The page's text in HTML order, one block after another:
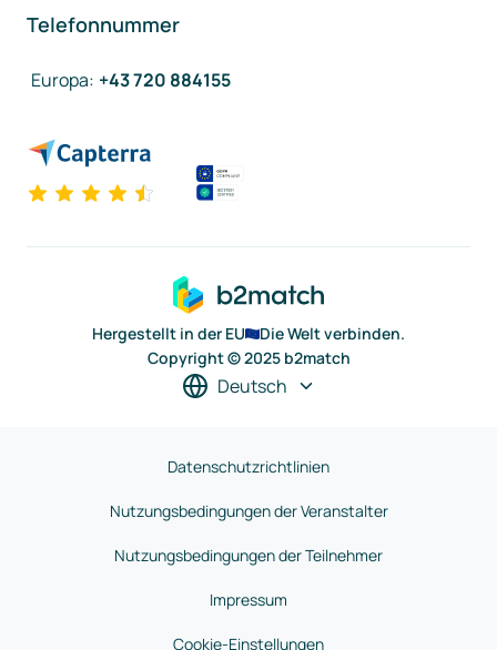
Telefonnummer
Europa: +43 720 884155
Hergestellt in der EU
Die Welt verbinden.
Copyright © 2025 b2match
Deutsch
Datenschutzrichtlinien
Nutzungsbedingungen der Veranstalter
Nutzungsbedingungen der Teilnehmer
Impressum
Cookie-Einstellungen